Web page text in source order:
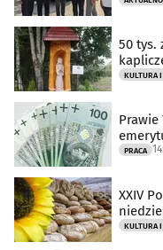
50 tys.
Prawie
PRACA
XXIV